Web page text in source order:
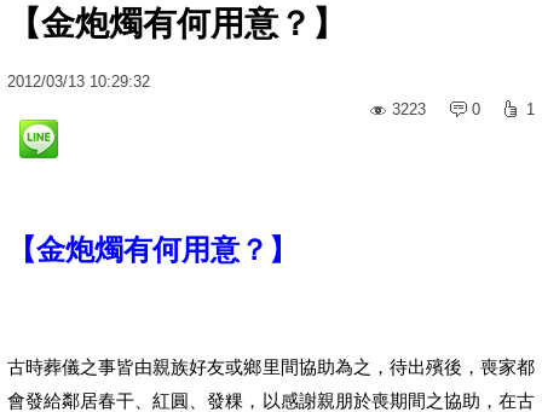
【金炮燭有何用意？】
2012/03/13 10:29:32
3223
0 1
【金炮燭有何用意？ 】
古時葬儀之事皆由親族好友或鄉里間協助為之，待出殯後，喪家都
會發給鄰居春干、紅圓、發粿，以感謝親朋於喪期間之協助，在古